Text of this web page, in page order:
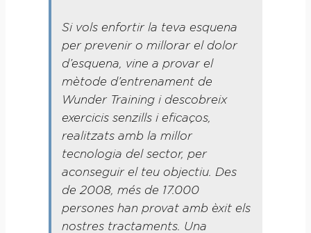
Si vols enfortir la teva esquena
per prevenir o millorar el dolor
d’esquena, vine a provar el
mètode d’entrenament de
Wunder Training i descobreix
exercicis senzills i eficaços,
realitzats amb la millor
tecnologia del sector, per
aconseguir el teu objectiu. Des
de 2008, més de 17.000
persones han provat amb èxit els
nostres tractaments. Una